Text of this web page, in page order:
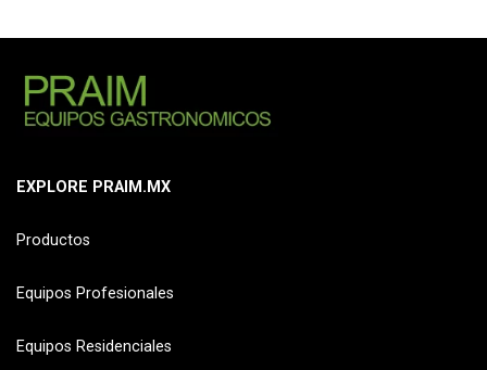
EXPLORE PRAIM.MX
Productos
Equipos Profesionales
Equipos Residenciales